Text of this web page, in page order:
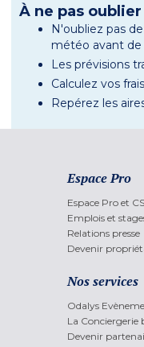
À ne pas oublier
N'oubliez pas
météo avant de
Les prévisions
Calculez vos
Repérez les
Espace Pro
Espace Pro et
Emplois et
Relations presse
Devenir
Nos services
Odalys
La Conciergerie
Devenir